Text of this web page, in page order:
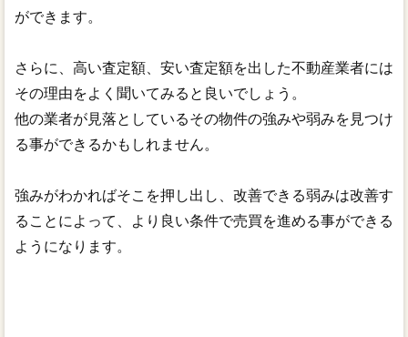
ができます。
さらに、高い査定額、安い査定額を出した不動産業者には
その理由をよく聞いてみると良いでしょう。
他の業者が見落としているその物件の強みや弱みを見つけ
る事ができるかもしれません。
強みがわかればそこを押し出し、改善できる弱みは改善す
ることによって、より良い条件で売買を進める事ができる
ようになります。